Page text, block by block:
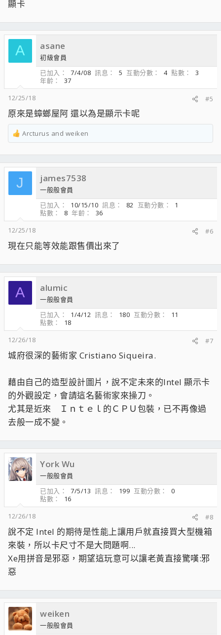
顯卡
A asane
初級會員
已加入
7/4/08 訊息 5 互動分數 4 點數
3
年齡
37
12/25/18
#5
原來是蟑螂屋阿 還以為是顯示卡呢
R
a
c
o
：
Arcturus and weiken
J james7538
一般般會員
已加入
10/15/10 訊息 82 互動分數
1
點數
8 年齡
36
12/25/18
#6
現在只能等效能跟售價出來了
A alumic
一般般會員
已加入
1/4/12 訊息 180 互動分數
11
點數
18
12/26/18
#7
城府很深的藝術家 Cristiano Siqueira.
藉由自己的造型設計圖片，說不定未來的Intel 顯示卡
的外觀設定，會請這名藝術家來操刀。
尤其是近來 Ｉｎｔｅｌ的ＣＰＵ包裝，已不再像過
去般一成不變。
York Wu
一般般會員
已加入
7/5/13 訊息 199 互動分數
0
點數
16
12/26/18
#8
說不定 Intel 的期待是性能上讓用戶就直接買大型機箱
來裝，所以卡尺寸不是大問題啊...
Xe用拼音是邪惡，期望這玩意可以讓老黃直接驚嘆:邪
惡
weiken
一般般會員